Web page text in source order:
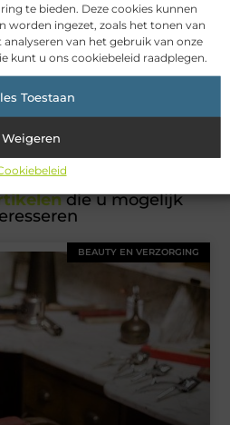
te bieden. Deze cookies kunnen
worden ingezet, zoals het tonen van
van het gebruik van onze
kunt u ons cookiebeleid raadplegen.
Toestaan
Weigeren
al bekeken?
verhalen die wij voor je in
die u mogelijk
BEAUTY EN VERZORGING